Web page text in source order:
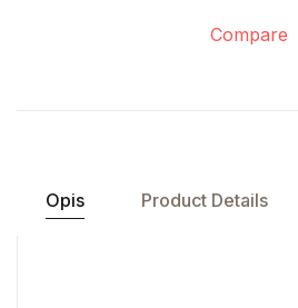
Compare
Opis Product Details